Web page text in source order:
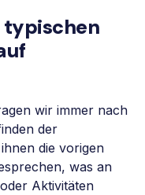
typischen
wir immer nach
der
die vorigen
was an
Aktivitäten